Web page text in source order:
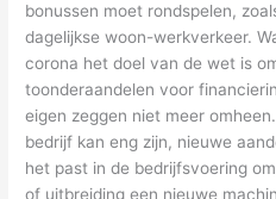
bonussen moet rondspelen,
dagelijkse woon-werkverkeer.
corona het doel van de wet is
toonderaandelen voor
eigen zeggen niet meer
bedrijf kan eng zijn, nieuwe
het past in de bedrijfsvoering
of uitbreiding een nieuwe